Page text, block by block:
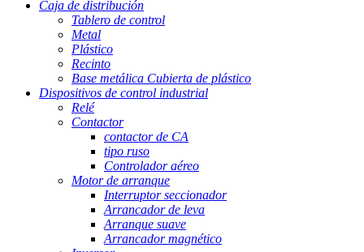
Caja de distribución
Tablero de control
Metal
Plástico
Recinto
Base metálica Cubierta de plástico
Dispositivos de control industrial
Relé
Contactor
contactor de CA
tipo ruso
Controlador aéreo
Motor de arranque
Interruptor seccionador
Arrancador de leva
Arranque suave
Arrancador magnético